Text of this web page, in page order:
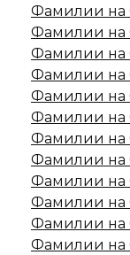
Фамилии на
Фамилии на
Фамилии на
Фамилии на
Фамилии на
Фамилии на
Фамилии на
Фамилии на
Фамилии на
Фамилии на
Фамилии на
Фамилии на